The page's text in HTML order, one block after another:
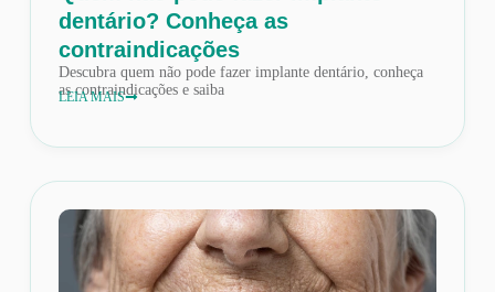
dentário? Conheça as
contraindicações
Descubra quem não pode fazer implante dentário, conheça
as contraindicações e saiba
LEIA MAIS